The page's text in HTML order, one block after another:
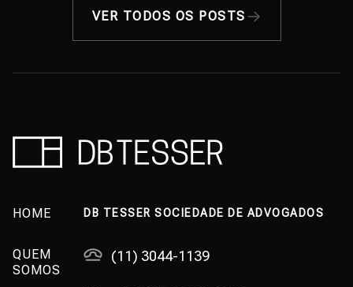
VER TODOS OS POSTS
HOME
QUEM
SOMOS
DB TESSER SOCIEDADE DE ADVOGADOS
(11) 3044-1139